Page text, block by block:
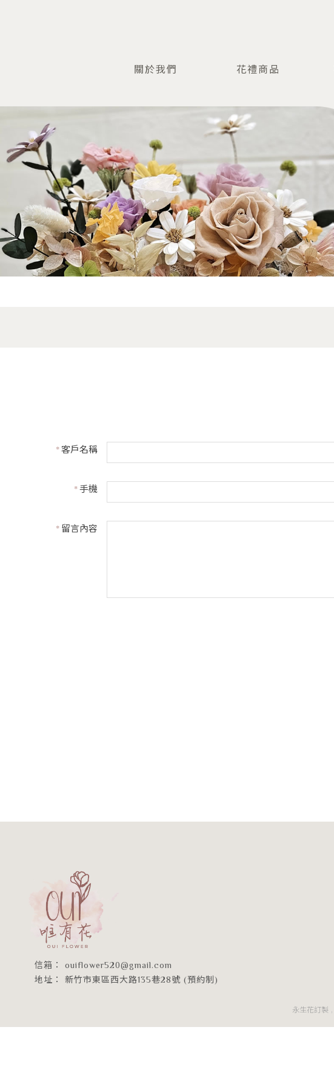
關於我們
花禮商品
*客戶名稱
*手機
*留言內容
ouiflower520@gmail.com
新竹市東區西大路135巷28號 (預約制)
永生花訂製